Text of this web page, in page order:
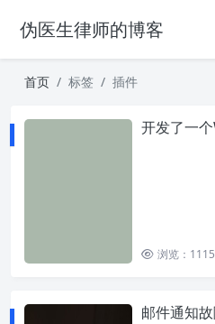
伪医生律师的博客
首页 标签 插件
开发了一
浏览：1115
邮件通知